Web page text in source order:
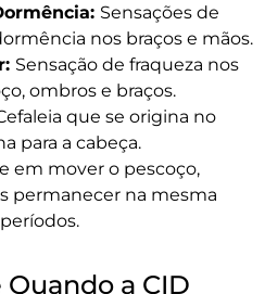
Sensações de
nos braços e mãos.
Sensação de fraqueza nos
ombros e braços.
que se origina no
para a cabeça.
em mover o pescoço,
permanecer na mesma
a CID